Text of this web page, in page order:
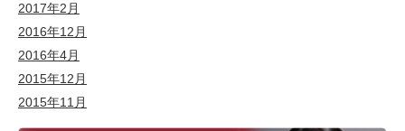
2017年2月
2016年12月
2016年4月
2015年12月
2015年11月